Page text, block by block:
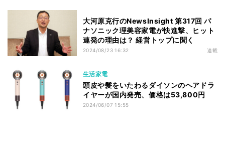
大河原克行のNewsInsight 第317回 パ
ナソニック理美容家電が快進撃、ヒット
連発の理由は？ 経営トップに聞く
2024/08/23 16:32 連載
生活家電
頭皮や髪をいたわるダイソンのヘアドラ
イヤーが国内発売、価格は53,800円
2024/06/07 15:55